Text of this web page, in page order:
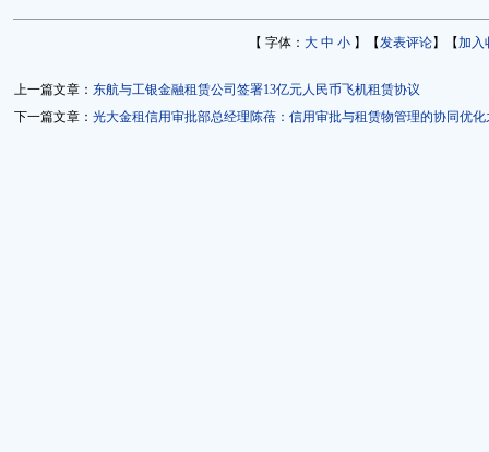
【 字体： 大 中 小 】【发表评论】【加入
上一篇文章： 东航与工银金融租赁公司签署13亿元人民币飞机租赁协议
下一篇文章： 光大金租信用审批部总经理陈蓓：信用审批与租赁物管理的协同优化